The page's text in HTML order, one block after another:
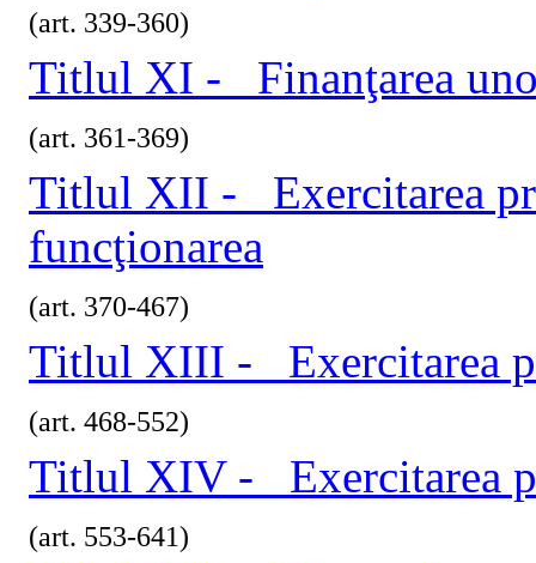
(art. 339-360)
Titlul XI - Finanţarea
(art. 361-369)
Titlul XII - Exercitarea
funcţionarea
(art. 370-467)
Titlul XIII - Exercitarea
(art. 468-552)
Titlul XIV - Exercitarea
(art. 553-641)